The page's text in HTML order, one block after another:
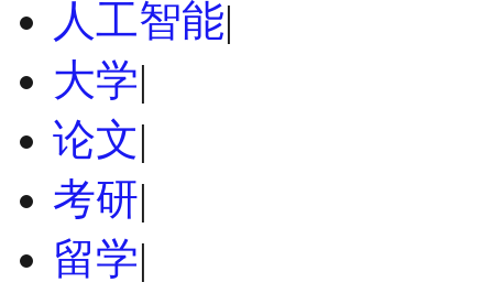
人工智能|
大学|
论文|
考研|
留学|